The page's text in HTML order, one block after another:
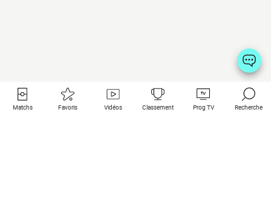
Matchs Favoris Vidéos Classement Prog TV Recherche